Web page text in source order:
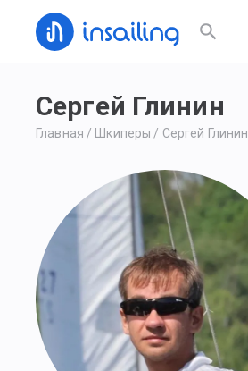
Сергей Глинин
Главная / Шкиперы / Сергей Глинин